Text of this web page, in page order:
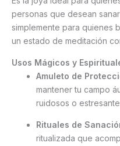
personas que desean
simplemente para quienes
un estado de meditación
Usos Mágicos y
Amuleto de
mantener tu campo
ruidosos o
Rituales de
ritualizada que